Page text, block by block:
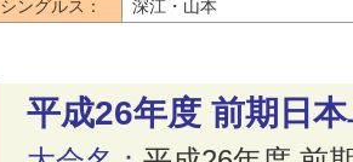
シングルス：
深江・山本
平成26年度 前期日